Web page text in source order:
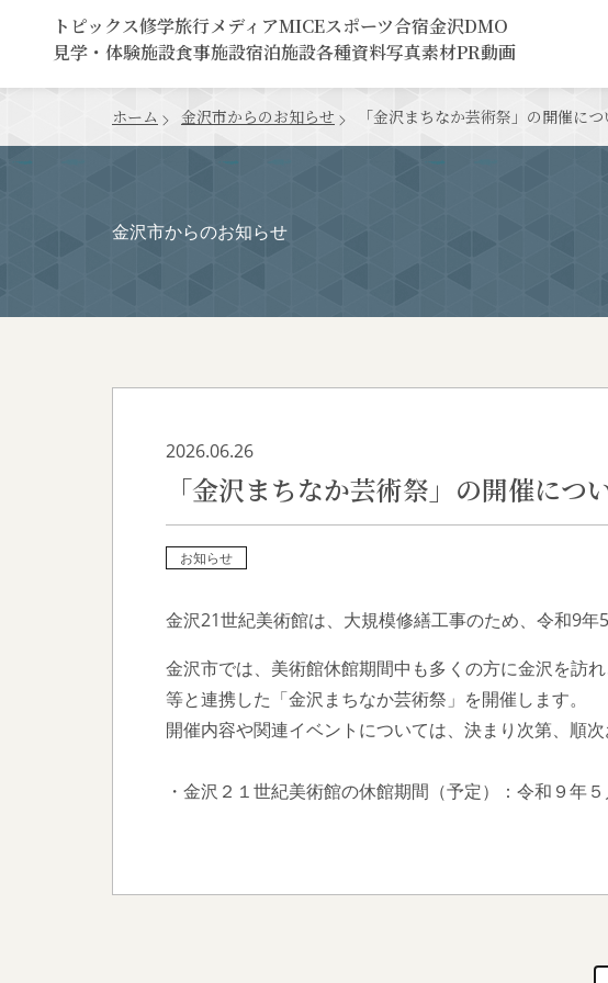
トピックス修学旅行メディアMICEスポーツ合宿金沢DMO
見学・体験施設食事施設宿泊施設各種資料写真素材PR動画
ホーム 金沢市からのお知らせ 「金沢まちなか芸術祭」の開催につ
金沢市からのお知らせ
「金沢まちなか芸術祭」の開催につ
2026.06.26
お知らせ
金沢21世紀美術館は、大規模修繕工事のため、令和9年
金沢市では、美術館休館期間中も多くの方に金沢を訪
等と連携した「金沢まちなか芸術祭」を開催します。
開催内容や関連イベントについては、決まり次第、順次
・金沢２１世紀美術館の休館期間（予定）：令和９年